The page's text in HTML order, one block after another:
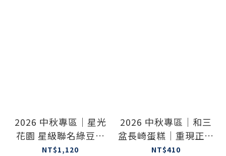
2026 中秋專區｜星光
花園 星級聯名綠豆椪
禮盒
NT$1,120
2026 中秋專區｜和三
盆長崎蛋糕｜重現正統
風味
NT$410